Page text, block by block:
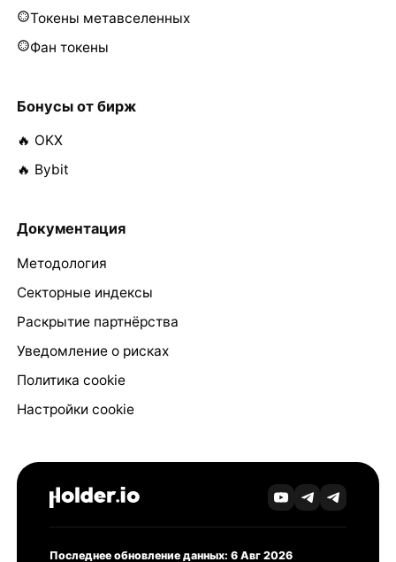
Токены метавселенных
Фан токены
Бонусы от бирж
🔥 OKX
🔥 Bybit
Документация
Методология
Секторные индексы
Раскрытие партнёрства
Уведомление о рисках
Политика cookie
Настройки cookie
Последнее обновление данных: 6 Авг 2026